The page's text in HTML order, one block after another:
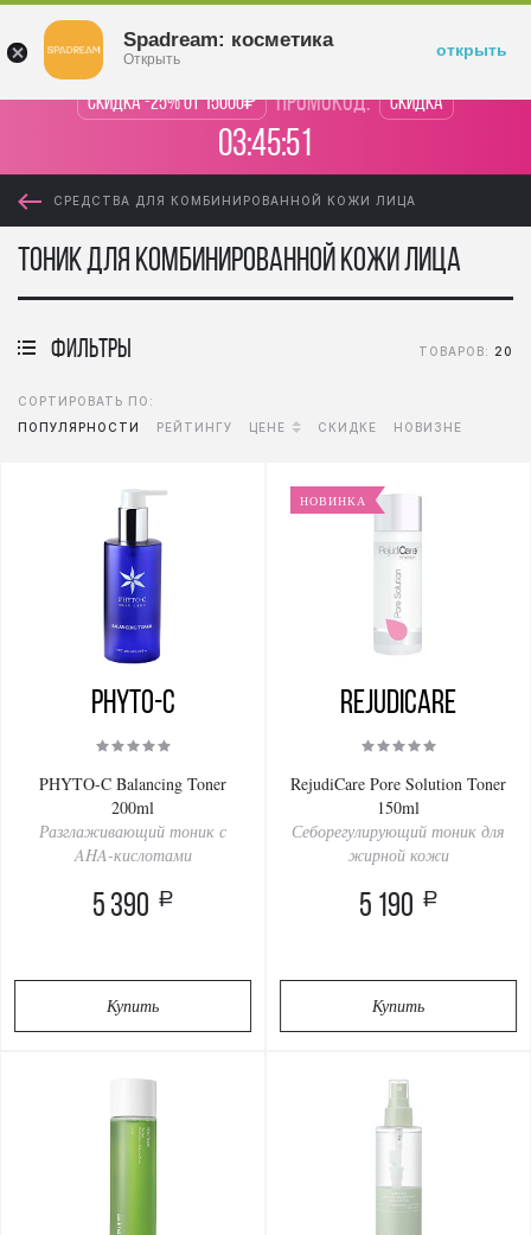
Скидка -25% от 15000₽ промокод: Скидка
03:45:50
СРЕДСТВА ДЛЯ КОМБИНИРОВАННОЙ КОЖИ ЛИЦА
Тоник для комбинированной кожи лица
фильтры ТОВАРОВ: 20
СОРТИРОВАТЬ ПО:
ПОПУЛЯРНОСТИ
РЕЙТИНГУ ЦЕНЕ СКИДКЕ НОВИЗНЕ
PHYTO-C
PHYTO-C Balancing Toner
200ml
Разглаживающий тоник с
AHA-кислотами
5 390 a
Купить
НОВИНКА
RejudiCare
RejudiCare Pore Solution Toner
150ml
Себорегулирующий тоник для
жирной кожи
5 190 a
Купить
Spadream: косметика
Открыть открыть